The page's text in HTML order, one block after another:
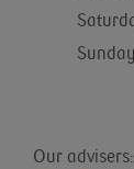
Our advisers::